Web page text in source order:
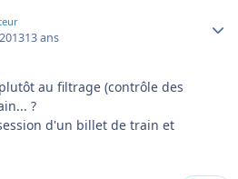
13 ans
au filtrage (contrôle des
?
d'un billet de train et